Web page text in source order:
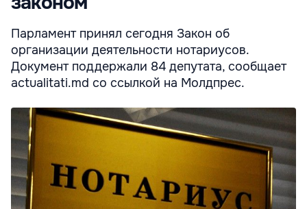
Парламент принял сегодня Закон об
организации деятельности нотариусов.
Документ поддержали 84 депутата, сообщает
actualitati.md со ссылкой на Молдпрес.